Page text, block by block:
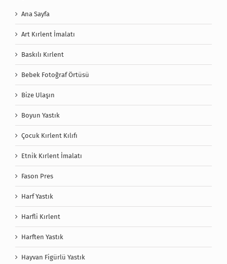
Ana Sayfa
Art Kırlent İmalatı
Baskılı Kırlent
Bebek Fotoğraf Örtüsü
Bize Ulaşın
Boyun Yastık
Çocuk Kırlent Kılıfı
Etnik Kırlent İmalatı
Fason Pres
Harf Yastık
Harfli Kırlent
Harften Yastık
Hayvan Figürlü Yastık